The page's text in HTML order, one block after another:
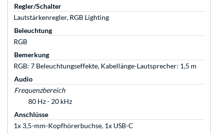
Regler/Schalter
Lautstärkenregler, RGB Lighting
Beleuchtung
RGB
Bemerkung
RGB: 7 Beleuchtungseffekte, Kabellänge-Lautsprecher: 1,5 m
Audio
Frequenzbereich
80 Hz - 20 kHz
Anschlüsse
1x 3,5-mm-Kopfhörerbuchse, 1x USB-C